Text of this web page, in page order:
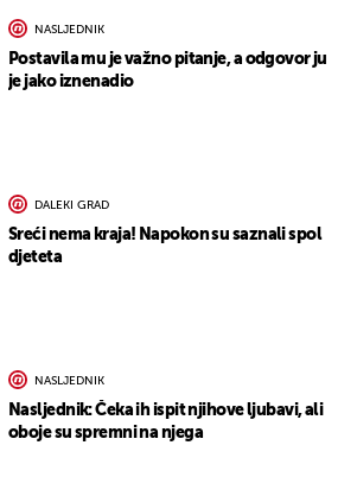
NASLJEDNIK
Postavila mu je važno pitanje, a odgovor ju
je jako iznenadio
DALEKI GRAD
Sreći nema kraja! Napokon su saznali spol
djeteta
NASLJEDNIK
Nasljednik: Čeka ih ispit njihove ljubavi, ali
oboje su spremni na njega